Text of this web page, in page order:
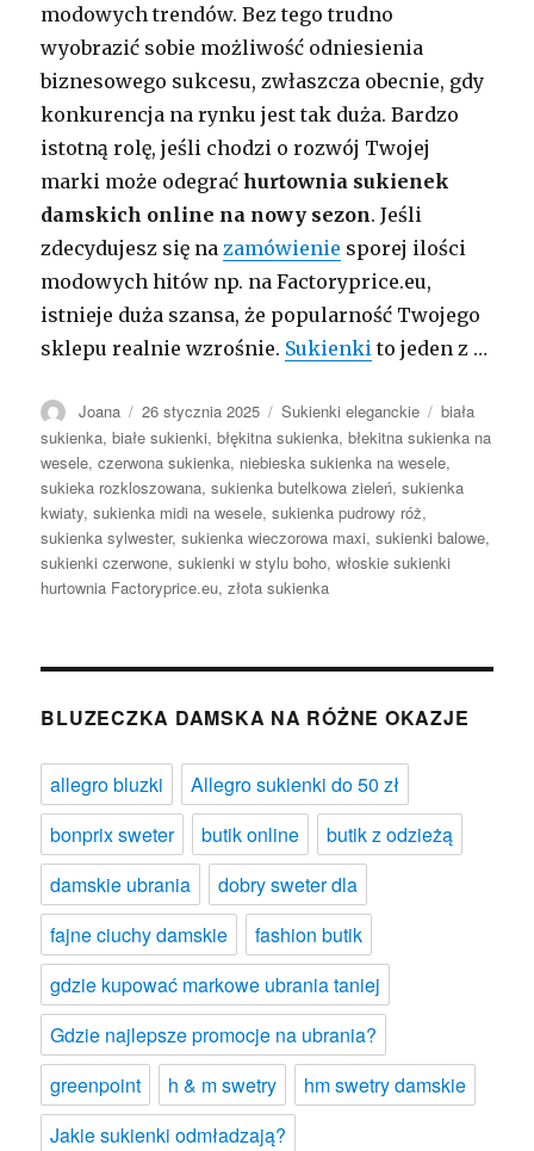
modowych trendów. Bez tego trudno
wyobrazić sobie możliwość odniesienia
biznesowego sukcesu, zwłaszcza obecnie, gdy
konkurencja na rynku jest tak duża. Bardzo
istotną rolę, jeśli chodzi o rozwój Twojej
marki może odegraćhurtownia sukienek
damskich online na nowy sezon. Jeśli
zdecydujesz się na zamówienie sporej ilości
modowych hitów np. na Factoryprice.eu,
istnieje duża szansa, że popularność Twojego
sklepu realnie wzrośnie. Sukienki to jeden z …
Autor
Joana Opublikowano
26 stycznia 2025 Kategorie
Sukienki eleganckie Tagi
biała
sukienka,białe sukienki,błękitna sukienka,błekitna sukienka na
wesele,czerwona sukienka, niebieska sukienka na wesele,
sukieka rozkloszowana,sukienka butelkowa zieleń,sukienka
kwiaty,sukienka midi na wesele,sukienka pudrowy róż,
sukienka sylwester,sukienka wieczorowa maxi,sukienki balowe,
sukienki czerwone,sukienki w stylu boho,włoskie sukienki
hurtownia Factoryprice.eu,złota sukienka
BLUZECZKA DAMSKA NA RÓŻNE OKAZJE
allegro bluzki
Allegro sukienki do 50 zł
bonprix sweter
butik online
butik z odzieżą
damskie ubrania
dobry sweter dla
fajne ciuchy damskie
fashion butik
gdzie kupować markowe ubrania taniej
Gdzie najlepsze promocje na ubrania?
greenpoint
h & m swetry
hm swetry damskie
Jakie sukienki odmładzają?